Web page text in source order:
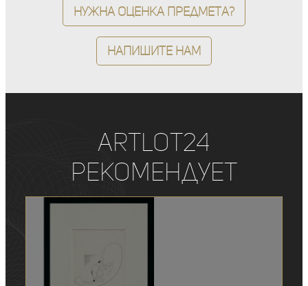
Нужна оценка предмета?
Напишите нам
ArtLot24
рекомендует